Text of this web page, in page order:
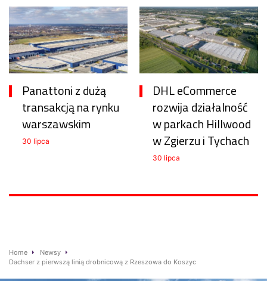
Panattoni z dużą
transakcją na rynku
warszawskim
30 lipca
DHL eCommerce
rozwija działalność
w parkach Hillwood
w Zgierzu i Tychach
30 lipca
Home
Newsy
Dachser z pierwszą linią drobnicową z Rzeszowa do Koszyc